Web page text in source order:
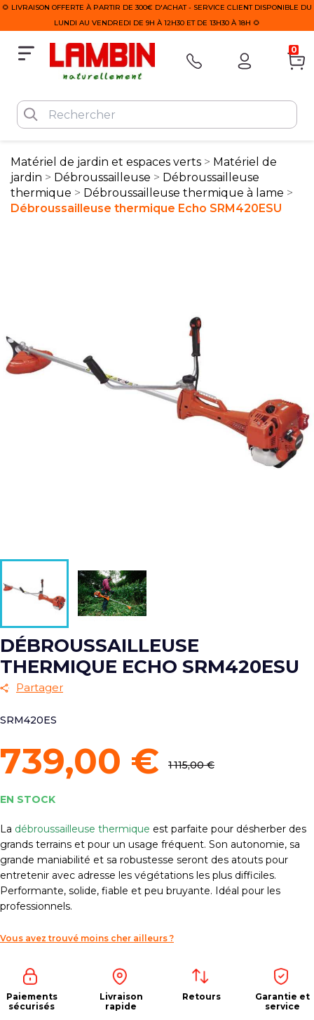
🌻 LIVRAISON OFFERTE À PARTIR DE 300€ D'ACHAT - SERVICE CLIENT DISPONIBLE DU
LUNDI AU VENDREDI DE 9H À 12H30 ET DE 13H30 À 18H 🌻
0
Matériel de jardin et espaces verts
Matériel de
jardin
Débroussailleuse
Débroussailleuse
thermique
Débroussailleuse thermique à lame
Débroussailleuse thermique Echo SRM420ESU
DÉBROUSSAILLEUSE
THERMIQUE ECHO SRM420ESU
Partager
SRM420ES
739,00 € 1 115,00 €
EN STOCK
La débroussailleuse thermique est parfaite pour désherber des
grands terrains et pour un usage fréquent. Son autonomie, sa
grande maniabilité et sa robustesse seront des atouts pour
entretenir avec adresse les végétations les plus difficiles.
Performante, solide, fiable et peu bruyante. Idéal pour les
professionnels.
Vous avez trouvé moins cher ailleurs ?
Paiements
sécurisés
Livraison
rapide
Retours
Garantie et
service